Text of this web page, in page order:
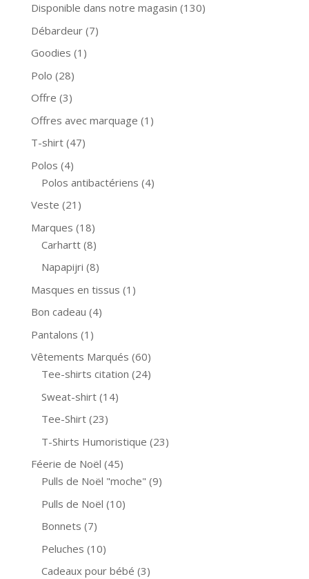
Disponible dans notre magasin (130)
Débardeur (7)
Goodies (1)
Polo (28)
Offre (3)
Offres avec marquage (1)
T-shirt (47)
Polos (4)
Polos antibactériens (4)
Veste (21)
Marques (18)
Carhartt (8)
Napapijri (8)
Masques en tissus (1)
Bon cadeau (4)
Pantalons (1)
Vêtements Marqués (60)
Tee-shirts citation (24)
Sweat-shirt (14)
Tee-Shirt (23)
T-Shirts Humoristique (23)
Féerie de Noël (45)
Pulls de Noël "moche" (9)
Pulls de Noël (10)
Bonnets (7)
Peluches (10)
Cadeaux pour bébé (3)